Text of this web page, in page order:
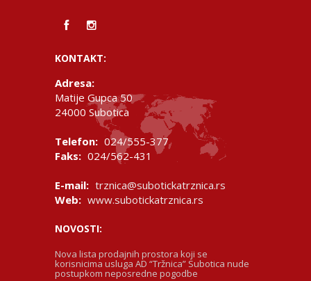
KONTAKT:
Adresa:
Matije Gupca 50
24000 Subotica
Telefon: 024/555-377
Faks: 024/562-431
E-mail: trznica@subotickatrznica.rs
Web: www.subotickatrznica.rs
NOVOSTI:
Nova lista prodajnih prostora koji se
korisnicima usluga AD “Tržnica” Subotica nude
postupkom neposredne pogodbe